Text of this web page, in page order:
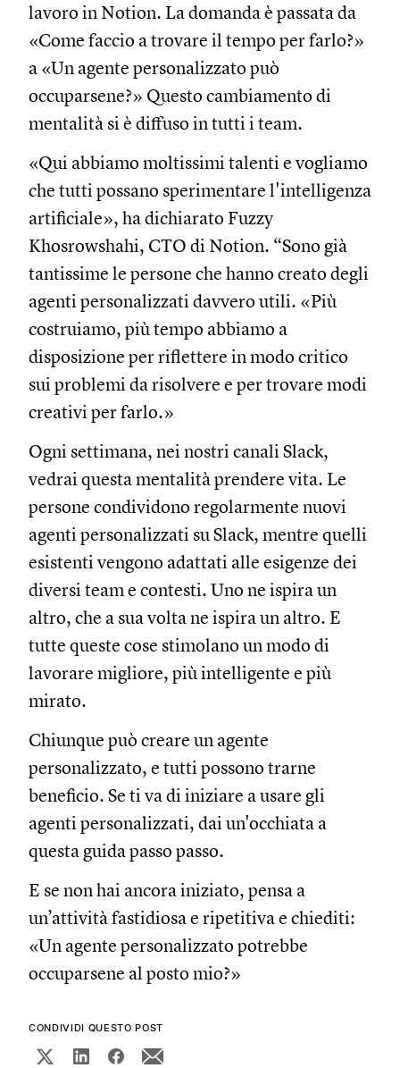
lavoro in Notion. La domanda è passata da
«Come faccio a trovare il tempo per farlo?»
a «Un agente personalizzato può
occuparsene?» Questo cambiamento di
mentalità si è diffuso in tutti i team.
«Qui abbiamo moltissimi talenti e vogliamo
che tutti possano sperimentare l'intelligenza
artificiale», ha dichiarato Fuzzy
Khosrowshahi, CTO di Notion. “Sono già
tantissime le persone che hanno creato degli
agenti personalizzati davvero utili. «Più
costruiamo, più tempo abbiamo a
disposizione per riflettere in modo critico
sui problemi da risolvere e per trovare modi
creativi per farlo.»
Ogni settimana, nei nostri canali Slack,
vedrai questa mentalità prendere vita. Le
persone condividono regolarmente nuovi
agenti personalizzati su Slack, mentre quelli
esistenti vengono adattati alle esigenze dei
diversi team e contesti. Uno ne ispira un
altro, che a sua volta ne ispira un altro. E
tutte queste cose stimolano un modo di
lavorare migliore, più intelligente e più
mirato.
Chiunque può creare un agente
personalizzato, e tutti possono trarne
beneficio. Se ti va di iniziare a usare gli
agenti personalizzati, dai un'occhiata a
questa guida passo passo.
E se non hai ancora iniziato, pensa a
un’attività fastidiosa e ripetitiva e chiediti:
«Un agente personalizzato potrebbe
occuparsene al posto mio?»
CONDIVIDI QUESTO POST